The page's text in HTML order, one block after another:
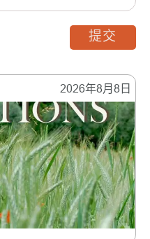
2026年8月8日
提交